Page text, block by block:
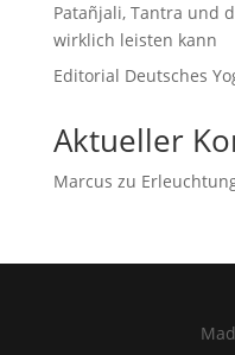
Patañjali, Tantra und
wirklich leisten kann
Editorial Deutsches
Aktueller
Marcus zu